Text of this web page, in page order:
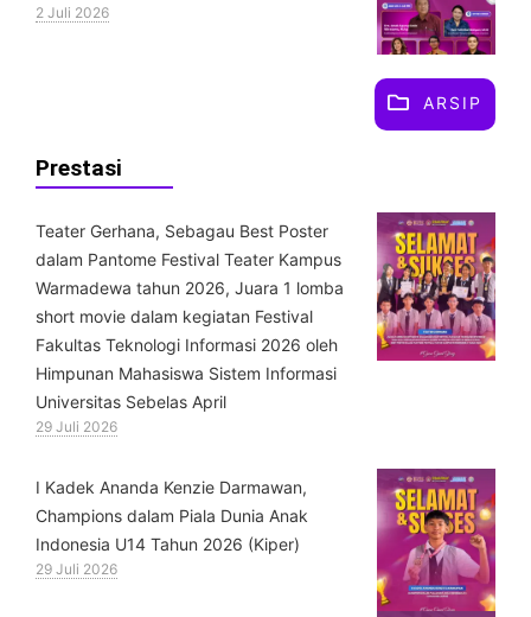
2 Juli 2026
ARSIP
Prestasi
Teater Gerhana, Sebagau Best Poster
dalam Pantome Festival Teater Kampus
Warmadewa tahun 2026, Juara 1 lomba
short movie dalam kegiatan Festival
Fakultas Teknologi Informasi 2026 oleh
Himpunan Mahasiswa Sistem Informasi
Universitas Sebelas April
29 Juli 2026
⁠I Kadek Ananda Kenzie Darmawan,
Champions dalam Piala Dunia Anak
Indonesia U14 Tahun 2026 (Kiper)
29 Juli 2026